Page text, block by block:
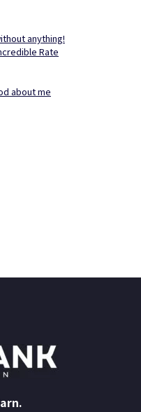
anything!
Rate
about me